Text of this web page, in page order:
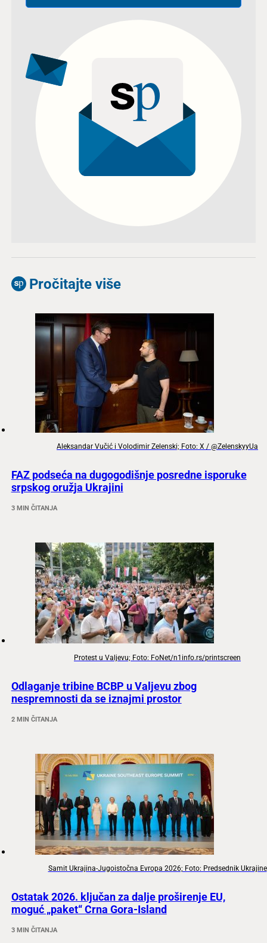
Pročitajte više
Aleksandar Vučić i Volodimir Zelenski; Foto: X / @ZelenskyyUa
FAZ podseća na dugogodišnje posredne isporuke
srpskog oružja Ukrajini
3 MIN ČITANJA
Protest u Valjevu; Foto: FoNet/n1info.rs/printscreen
Odlaganje tribine BCBP u Valjevu zbog
nespremnosti da se iznajmi prostor
2 MIN ČITANJA
Samit Ukrajina-Jugoistočna Evropa 2026; Foto: Predsednik Ukrajine
Ostatak 2026. ključan za dalje proširenje EU,
moguć „paket“ Crna Gora-Island
3 MIN ČITANJA